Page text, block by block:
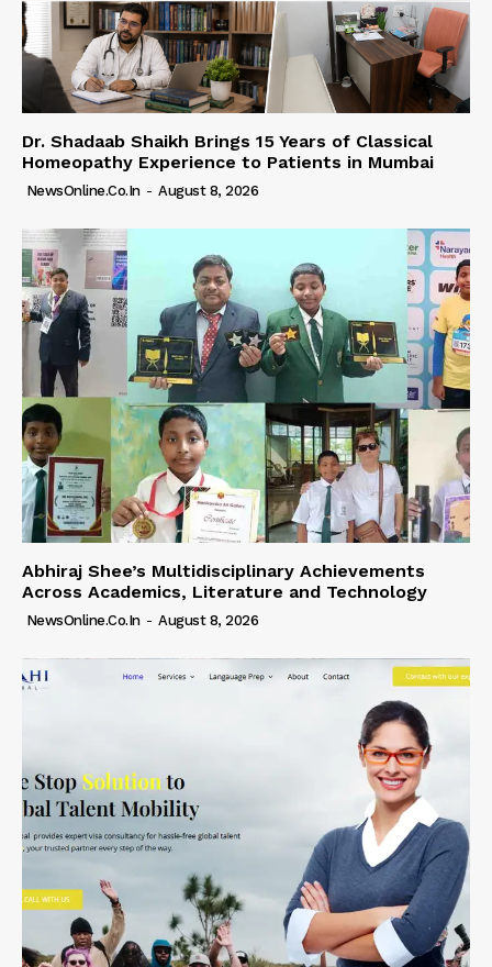
Dr. Shadaab Shaikh Brings 15 Years of Classical
Homeopathy Experience to Patients in Mumbai
NewsOnline.co.in - August 8, 2026
Abhiraj Shee’s Multidisciplinary Achievements
Across Academics, Literature and Technology
NewsOnline.co.in - August 8, 2026